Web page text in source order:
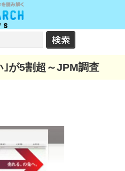
｣が5割超～JPM調査